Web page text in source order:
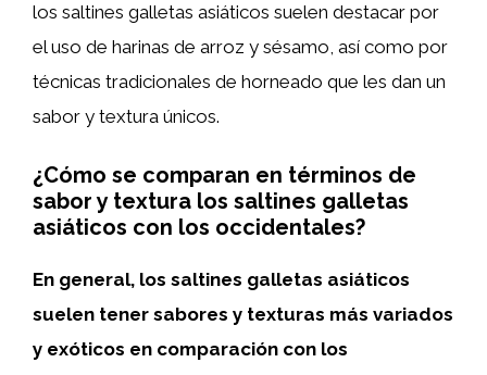
los saltines galletas asiáticos suelen destacar por
el uso de harinas de arroz y sésamo, así como por
técnicas tradicionales de horneado que les dan un
sabor y textura únicos.
¿Cómo se comparan en términos de
sabor y textura los saltines galletas
asiáticos con los occidentales?
En general, los saltines galletas asiáticos
suelen tener sabores y texturas más variados
y exóticos en comparación con los